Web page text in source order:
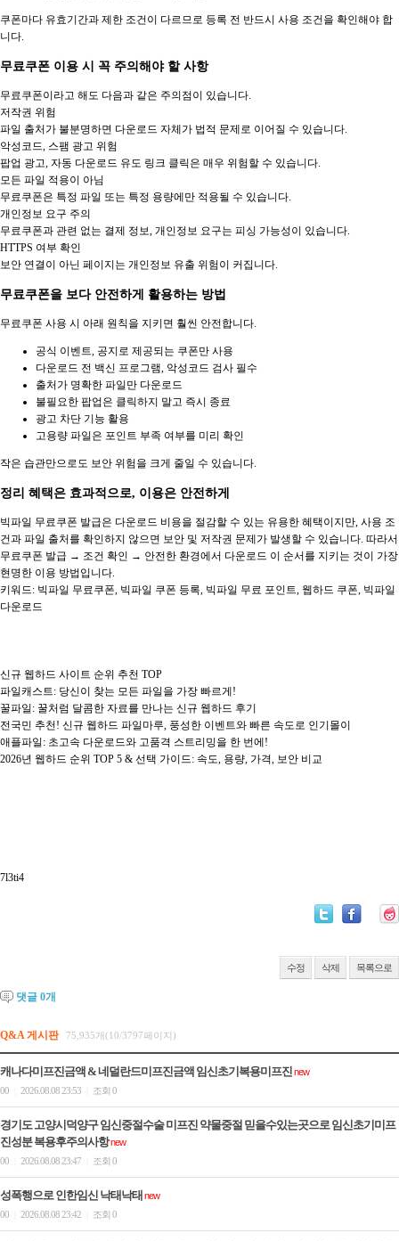
쿠폰마다 유효기간과 제한 조건이 다르므로 등록 전 반드시 사용 조건을 확인해야 합
니다.
무료쿠폰 이용 시 꼭 주의해야 할 사항
무료쿠폰이라고 해도 다음과 같은 주의점이 있습니다.
저작권 위험
파일 출처가 불분명하면 다운로드 자체가 법적 문제로 이어질 수 있습니다.
악성코드, 스팸 광고 위험
팝업 광고, 자동 다운로드 유도 링크 클릭은 매우 위험할 수 있습니다.
모든 파일 적용이 아님
무료쿠폰은 특정 파일 또는 특정 용량에만 적용될 수 있습니다.
개인정보 요구 주의
무료쿠폰과 관련 없는 결제 정보, 개인정보 요구는 피싱 가능성이 있습니다.
HTTPS 여부 확인
보안 연결이 아닌 페이지는 개인정보 유출 위험이 커집니다.
무료쿠폰을 보다 안전하게 활용하는 방법
무료쿠폰 사용 시 아래 원칙을 지키면 훨씬 안전합니다.
공식 이벤트, 공지로 제공되는 쿠폰만 사용
다운로드 전 백신 프로그램, 악성코드 검사 필수
출처가 명확한 파일만 다운로드
불필요한 팝업은 클릭하지 말고 즉시 종료
광고 차단 기능 활용
고용량 파일은 포인트 부족 여부를 미리 확인
작은 습관만으로도 보안 위험을 크게 줄일 수 있습니다.
정리 혜택은 효과적으로, 이용은 안전하게
빅파일 무료쿠폰 발급은 다운로드 비용을 절감할 수 있는 유용한 혜택이지만, 사용 조
건과 파일 출처를 확인하지 않으면 보안 및 저작권 문제가 발생할 수 있습니다. 따라서
무료쿠폰 발급 → 조건 확인 → 안전한 환경에서 다운로드 이 순서를 지키는 것이 가장
현명한 이용 방법입니다.
키워드: 빅파일 무료쿠폰, 빅파일 쿠폰 등록, 빅파일 무료 포인트, 웹하드 쿠폰, 빅파일
다운로드
신규 웹하드 사이트 순위 추천 TOP
파일캐스트: 당신이 찾는 모든 파일을 가장 빠르게!
꿀파일: 꿀처럼 달콤한 자료를 만나는 신규 웹하드 후기
전국민 추천! 신규 웹하드 파일마루, 풍성한 이벤트와 빠른 속도로 인기몰이
애플파일: 초고속 다운로드와 고품격 스트리밍을 한 번에!
2026년 웹하드 순위 TOP 5 & 선택 가이드: 속도, 용량, 가격, 보안 비교
7l3ti4
수정 삭제 목록으로
댓글 0개
Q&A 게시판 75,935개(10/3797페이지)
캐나다미프진금액 & 네덜란드미프진금액 임신초기복용미­프진new
00
2026.08.08 23:53 조회 0
경기도 고양시덕양구 임신중절수술 미프진 약물중절 믿을수있는곳으로 임신초기미프
진성분 복용후주의사항new
00
2026.08.08 23:47 조회 0
성폭행으로 인한임신 낙태낙­태 new
00
2026.08.08 23:42 조회 0